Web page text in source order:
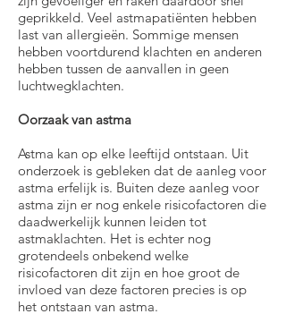
geprikkeld. Veel astmapatiënten hebben
last van allergieën. Sommige mensen
hebben voortdurend klachten en anderen
hebben tussen de aanvallen in geen
luchtwegklachten.
Oorzaak van astma
Astma kan op elke leeftijd ontstaan. Uit
onderzoek is gebleken dat de aanleg voor
astma erfelijk is. Buiten deze aanleg voor
astma zijn er nog enkele risicofactoren die
daadwerkelijk kunnen leiden tot
astmaklachten. Het is echter nog
grotendeels onbekend welke
risicofactoren dit zijn en hoe groot de
invloed van deze factoren precies is op
het ontstaan van astma.